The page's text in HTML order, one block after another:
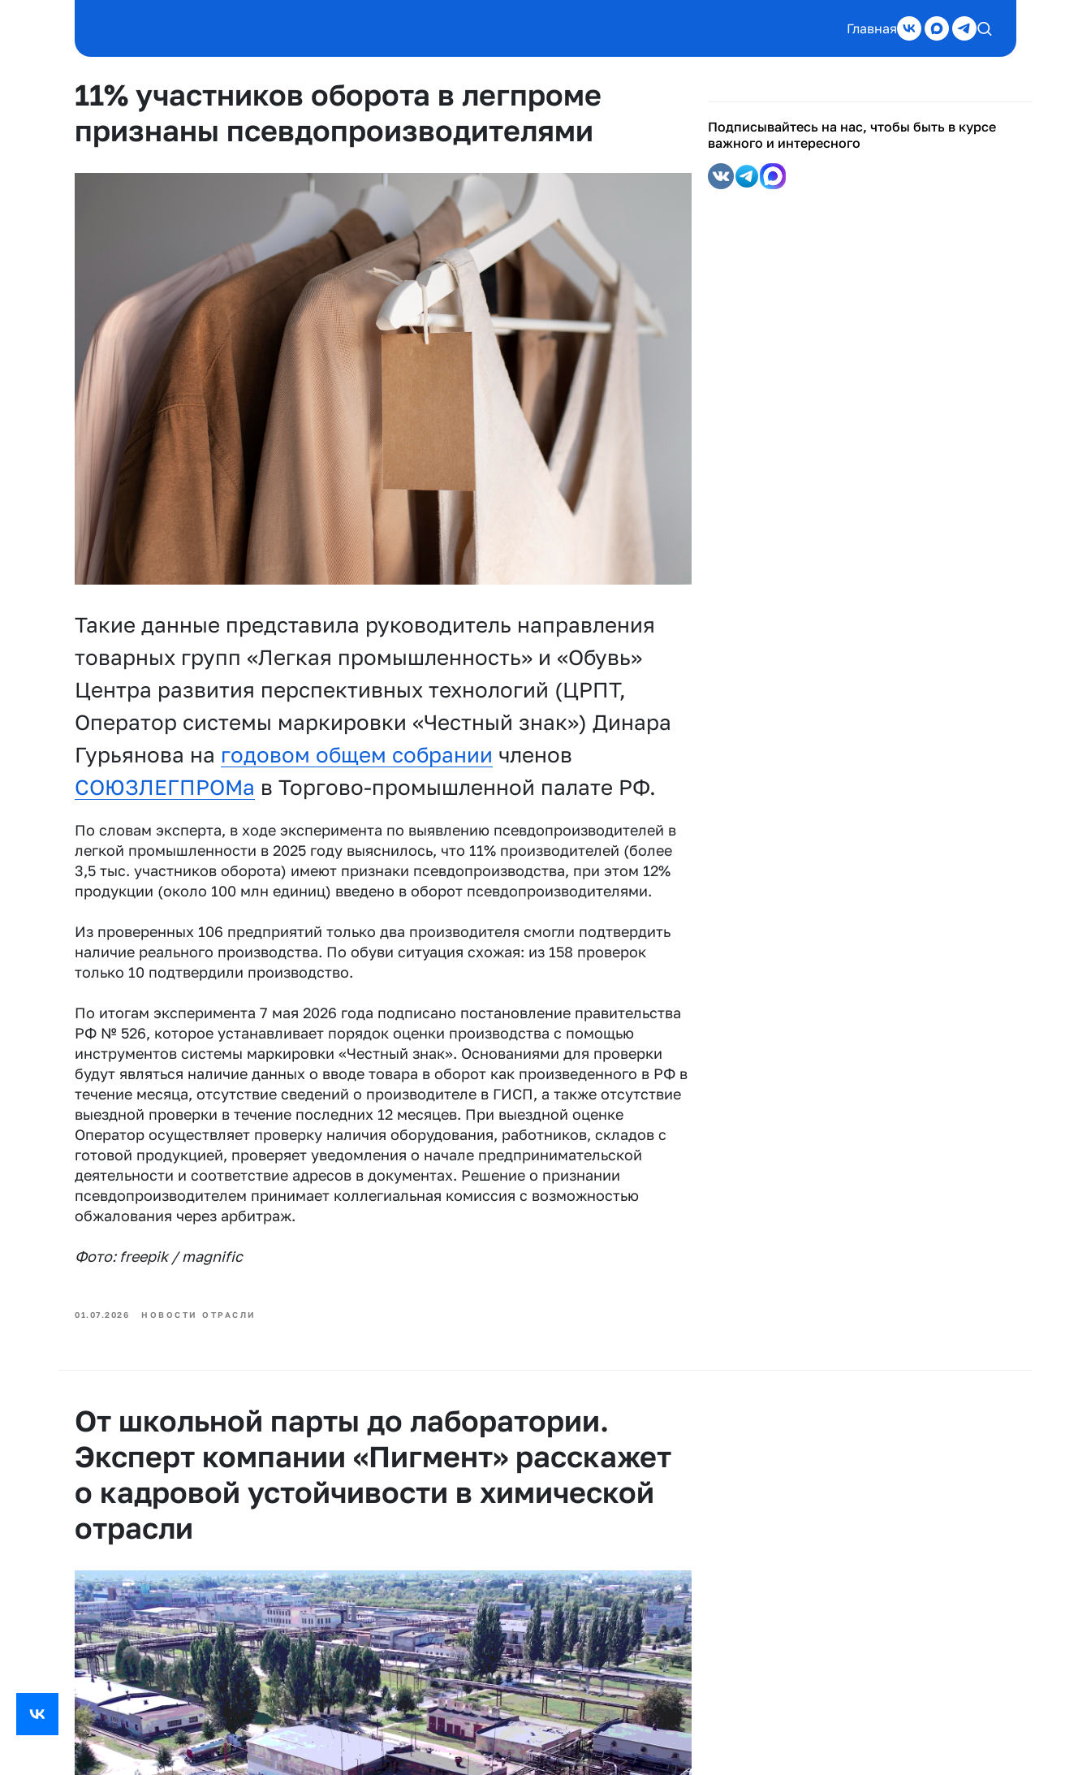
Главная
11% участников оборота в легпроме
признаны псевдопроизводителями
Такие данные представила руководитель направления
товарных групп «Легкая промышленность» и «Обувь»
Центра развития перспективных технологий (ЦРПТ,
Оператор системы маркировки «Честный знак») Динара
Гурьянова на годовом общем собрании членов
СОЮЗЛЕГПРОМа в Торгово-промышленной палате РФ.
По словам эксперта, в ходе эксперимента по выявлению псевдопроизводителей в
легкой промышленности в 2025 году выяснилось, что 11% производителей (более
3,5 тыс. участников оборота) имеют признаки псевдопроизводства, при этом 12%
продукции (около 100 млн единиц) введено в оборот псевдопроизводителями.
Из проверенных 106 предприятий только два производителя смогли подтвердить
наличие реального производства. По обуви ситуация схожая: из 158 проверок
только 10 подтвердили производство.
По итогам эксперимента 7 мая 2026 года подписано постановление правительства
РФ № 526, которое устанавливает порядок оценки производства с помощью
инструментов системы маркировки «Честный знак». Основаниями для проверки
будут являться наличие данных о вводе товара в оборот как произведенного в РФ в
течение месяца, отсутствие сведений о производителе в ГИСП, а также отсутствие
выездной проверки в течение последних 12 месяцев. При выездной оценке
Оператор осуществляет проверку наличия оборудования, работников, складов с
готовой продукцией, проверяет уведомления о начале предпринимательской
деятельности и соответствие адресов в документах. Решение о признании
псевдопроизводителем принимает коллегиальная комиссия с возможностью
обжалования через арбитраж.
Фото: freepik / magnific
01.07.2026 НОВОСТИ ОТРАСЛИ
Подписывайтесь на нас, чтобы быть в курсе
важного и интересного
От школьной парты до лаборатории.
Эксперт компании «Пигмент» расскажет
о кадровой устойчивости в химической
отрасли